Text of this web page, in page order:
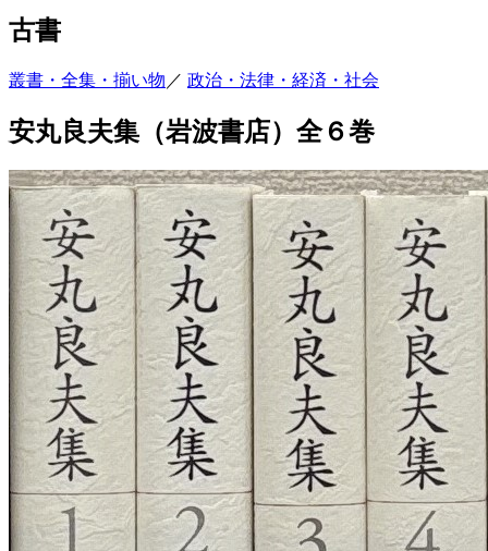
古書
叢書・全集・揃い物 ／ 政治・法律・経済・社会
安丸良夫集（岩波書店）全６巻